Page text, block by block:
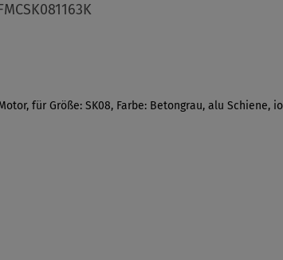
für Größe: SK08, Farbe: Betongrau, alu Schiene,